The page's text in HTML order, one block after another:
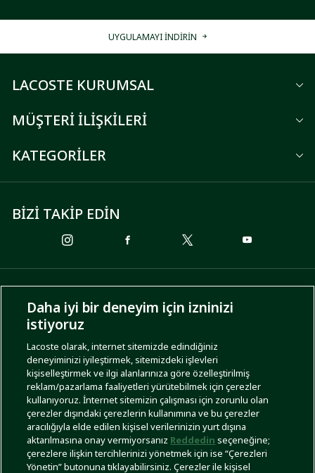
UYGULAMAYI İNDİRİN
LACOSTE KURUMSAL
MÜŞTERİ İLİŞKİLERİ
KATEGORİLER
BİZİ TAKİP EDİN
ÖDEME SEÇENEKLERİ
KARGO SEÇENEKLERİ
İşlem RehberiSite HaritasıKullanım ŞartlarıGizlilik Politikası
Daha iyi bir deneyim için izninizi
istiyoruz
Lacoste olarak, internet sitemizde edindiğiniz
deneyiminizi iyileştirmek, sitemizdeki işlevleri
kişiselleştirmek ve ilgi alanlarınıza göre özelleştirilmiş
reklam/pazarlama faaliyetleri yürütebilmek için çerezler
kullanıyoruz. İnternet sitemizin çalışması için zorunlu olan
çerezler dışındaki çerezlerin kullanımına ve bu çerezler
aracılığıyla elde edilen kişisel verilerinizin yurt dışına
aktarılmasına onay vermiyorsanız Reddedin seçeneğine;
çerezlere ilişkin tercihlerinizi yönetmek için ise “Çerezleri
Yönetin” butonuna tıklayabilirsiniz. Çerezler ile kişisel